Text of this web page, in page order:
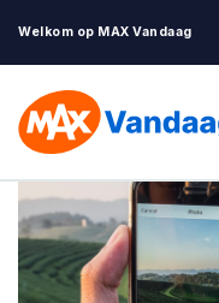
Welkom op MAX Vandaag